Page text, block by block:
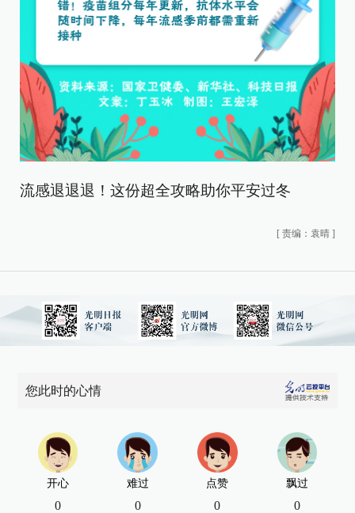
流感退退退！这份超全攻略助你平安过冬
[ 责编：袁晴 ]
您此时的心情
开心
0
难过
0
点赞
0
飘过
0